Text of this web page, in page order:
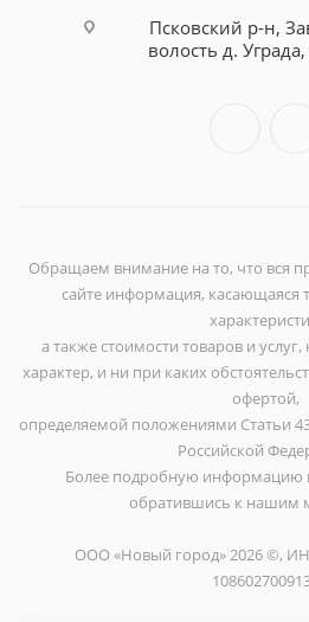
Псковский р-н,
волость д.
Обращаем внимание на то, что вся
сайте информация, касающаяся
а также стоимости товаров и
характер, и ни при каких
офертой,
определяемой положениями Статьи
Российской
Более подробную информацию
обратившись к нашим
ООО «Новый город» 2026 ©,